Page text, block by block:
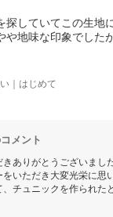
探していてこの生地
や地味な印象でした
素敵な感じになりま
｜はじめて
メント
ありがとうございまし
いただき大変光栄に思
チュニックを作られた